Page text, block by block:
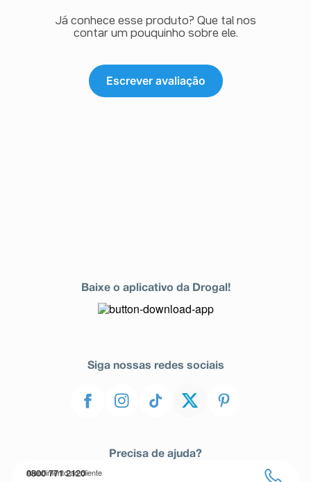
Já conhece esse produto? Que tal nos
contar um pouquinho sobre ele.
Escrever avaliação
Baixe o aplicativo da Drogal!
Siga nossas redes sociais
Precisa de ajuda?
Atendimento ao cliente
0800 771 2120